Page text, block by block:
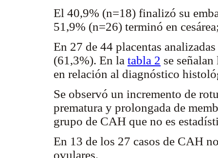
El 40,9% (n=18) finalizó su
51,9% (n=26) terminó en
En 27 de 44 placentas
(61,3%). En la tabla 2 se
en relación al diagnóstico
Se observó un incremento de
prematura y prolongada de
grupo de CAH que no es
En 13 de los 27 casos de CAH
ovulares.